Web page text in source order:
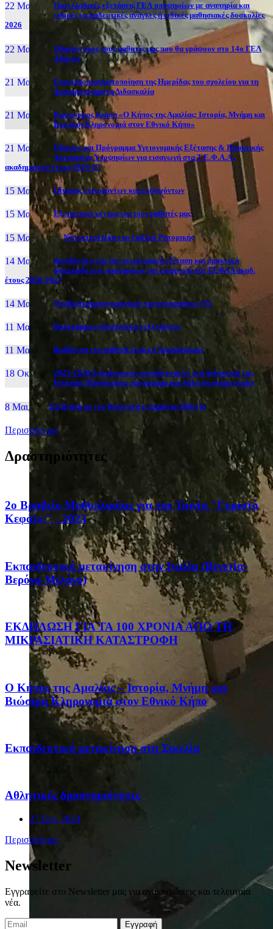
22 Μαι, 26
Πανελλαδικές εξετάσεις ΓΕΛ υποψηφίων με αναπηρία και
ειδικές εκπαιδευτικές ανάγκες ή ειδικές μαθησιακές δυσκολίες
2026
22 Μαι, 26
Οδηγίες προς τους μαθητές μας που θα γράψουν στο 14ο ΓΕΛ
Αθηνών
21 Μαι, 26
Επιτυχής πραγματοποίηση της Ημερίδας του σχολείου για τη
Διαφοροποιημένη Διδασκαλία
21 Μαι, 26
Καινοτόμος δράση «Ο Κήπος της Αμαλίας: Ιστορία, Μνήμη και
Βιώσιμη Κληρονομιά στον Εθνικό Κήπο»
21 Μαι, 26
Οδηγίες και Πρόγραμμα Υγειονομικής Εξέτασης & Πρακτικής
Δοκιμασίας Υποψηφίων για εισαγωγή στα Τ.Ε.Φ.Α.Α.,
ακαδημαϊκού έτους 2026-27
15 Μαι, 26 Πίνακας επιτυχόντων και επιλαχόντων
15 Μαι, 26 Εξεταστικά κέντρα για τους μαθητές μας
15 Μαι, 2026 Νέα ιστοσελίδα του Ομίλου Ρητορικής
14 Μαι, 26
Διευθύνσεις για την υγειονομική εξέταση και πρακτική
δοκιμασία των υποψηφίων για εισαγωγή στα ΤΕΦΑΑ ακαδ.
έτους 2026-2027
14 Μαι, 26 Yποβολή μηχανογραφικού για υποψηφίους 5%
11 Μαι, 26 Πρόγραμμα ενδοσχολικών εξετάσεων
11 Μαι, 26 Βράβευση του μαθητή Ιωάννη Χαραλάμπους
18 Οκτ, 25
2025-2026:Επιμόρφωση εκπαιδευτικών στη διδακτική της
Ιστορίας (Πρόσκληση, πρόγραμμα και δήλωση συμμετοχής)
8 Μαι, 26 Συζήτηση με τον βουλευτή κ. Δημήτρη Μάντζο
Περισσότερα
Δραστηριότητες
2ο Βραβείο Μυθοπλασίας για την Ταινία "Γυριστό
Κεφάλι;" - 2023
Eκπαιδευτική μετακίνηση στην Ιταλία (Βενετία-
Βερόνα-Μιλάνο)
ΕΚΔΗΛΩΣΗ ΓΙΑ ΤΑ 100 ΧΡΟΝΙΑ ΑΠΟ ΤΗ
ΜΙΚΡΑΣΙΑΤΙΚΗ ΚΑΤΑΣΤΡΟΦΗ
Ο Κήπος της Αμαλίας – Ιστορία, Μνήμη και
Βιώσιμη Κληρονομιά στον Εθνικό Κήπο
Eκπαιδευτική μετακίνηση στη Σικελία
Αθλητικές δραστηριότητες
27 Σεπ, 2024
Περισσότερα
Newsletter
Εγγραφείτε στο Newsletter μας για ανακοινώσεις και τελευταία
νέα.
Εγγραφή